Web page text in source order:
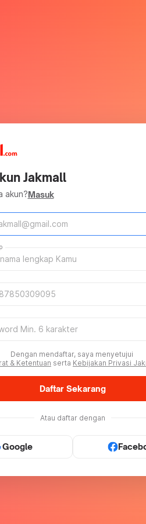
Jakmall
akun?Masuk
Dengan mendaftar, saya menyetujui
& Ketentuan serta Kebijakan Privasi
Daftar Sekarang
Atau daftar dengan
Google